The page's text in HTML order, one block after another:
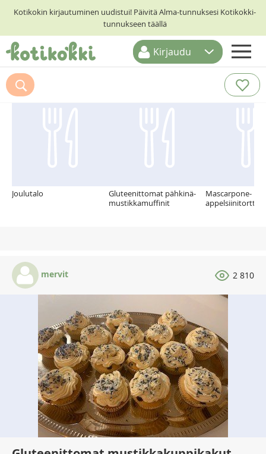
Kotikokin kirjautuminen uudistui! Päivitä Alma-tunnuksesi Kotikokki-
tunnukseen täällä
ETUSIVU
RESEPTIHAKU
Kirjaudu
Suosittelemme myös
Joulutalo
Gluteenittomat pähkinä-
mustikkamuffinit
Mascarpone-
appelsiinitorttu
mervit 2 810